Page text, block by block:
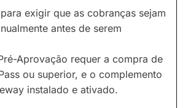
exigir que as cobranças sejam
antes de serem
Aprovação requer a compra de
ou superior, e o complemento
instalado e ativado.